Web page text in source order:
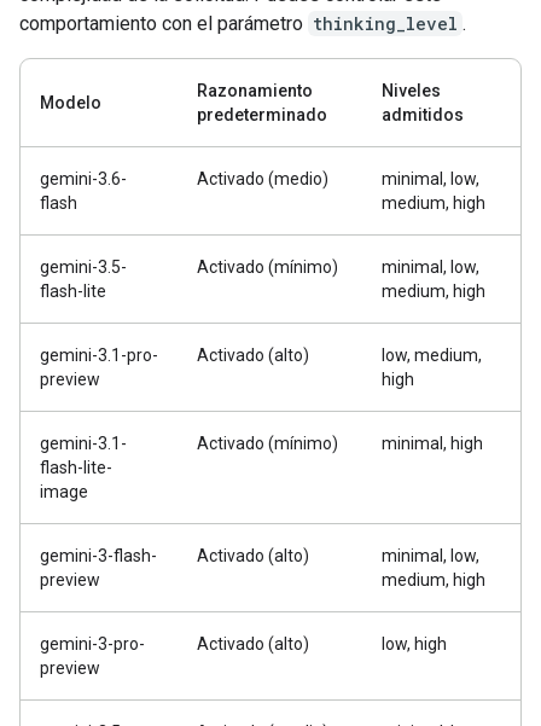
comportamiento con el parámetro thinking_level .
Modelo
Razonamiento
predeterminado
Niveles
admitidos
gemini-3.6-
flash
Activado (medio)
minimal, low,
medium, high
gemini-3.5-
flash-lite
Activado (mínimo)
minimal, low,
medium, high
gemini-3.1-pro-
preview
Activado (alto)
low, medium,
high
gemini-3.1-
flash-lite-
image
Activado (mínimo) minimal, high
gemini-3-flash-
preview
Activado (alto)
minimal, low,
medium, high
gemini-3-pro-
preview
Activado (alto) low, high